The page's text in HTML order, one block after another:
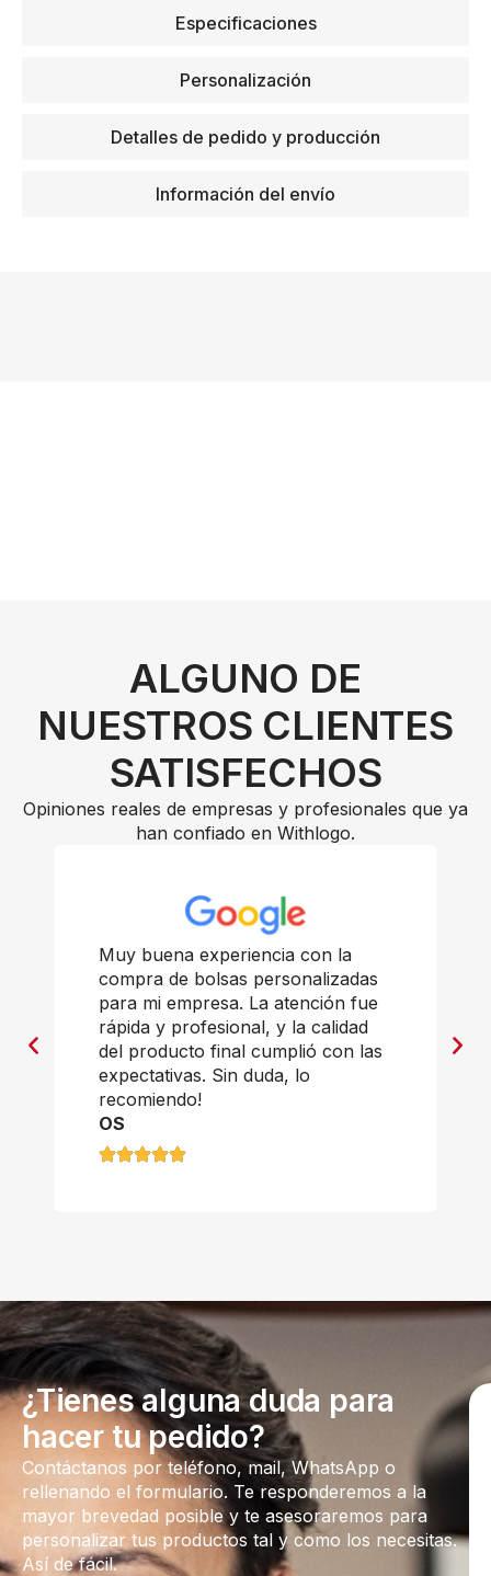
Especificaciones
Personalización
Detalles de pedido y producción
Información del envío
ALGUNO DE
NUESTROS CLIENTES
SATISFECHOS
Opiniones reales de empresas y profesionales que ya
han confiado en Withlogo.
Muy buena experiencia con la
compra de bolsas personalizadas
para mi empresa. La atención fue
rápida y profesional, y la calidad
del producto final cumplió con las
expectativas. Sin duda, lo
recomiendo!
OS
¿Tienes alguna duda para
hacer tu pedido?
Contáctanos por teléfono, mail, WhatsApp o
rellenando el formulario. Te responderemos a la
mayor brevedad posible y te asesoraremos para
personalizar tus productos tal y como los necesitas.
Así de fácil.